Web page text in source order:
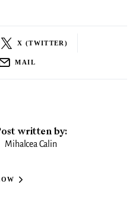
X (TWITTER)
MAIL
written by:
Mihalcea Calin